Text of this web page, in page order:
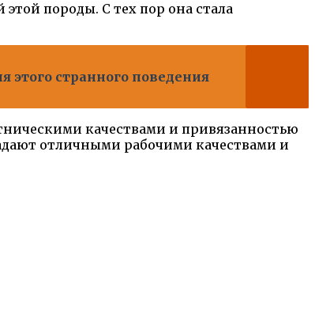
породы. С тех пор она стала
странного поведения
качествами и привязанностью
отличными рабочими качествами и